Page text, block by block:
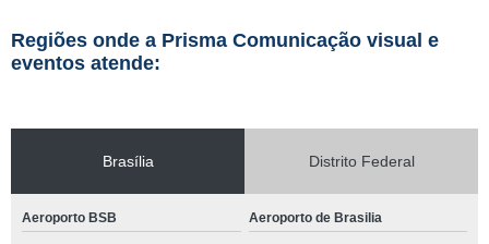
Regiões onde a Prisma Comunicação visual e
eventos atende:
Brasília Distrito Federal
Aeroporto BSB Aeroporto de Brasilia